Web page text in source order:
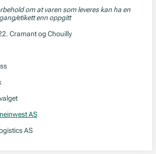
om at varen som leveres kan ha en
etikett enn oppgitt
Cramant og Chouilly
AS
AS